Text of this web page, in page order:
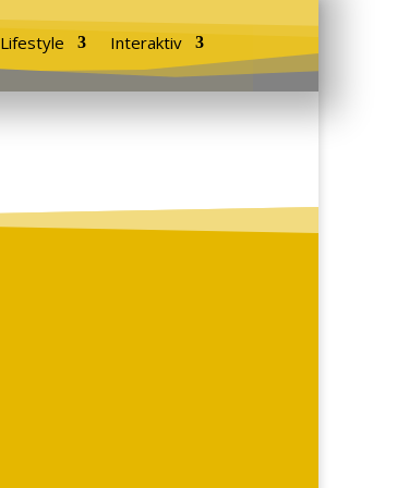
Lifestyle
Interaktiv